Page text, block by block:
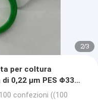
2/3
per coltura
0,22 μm PES Φ33
confezioni ((100